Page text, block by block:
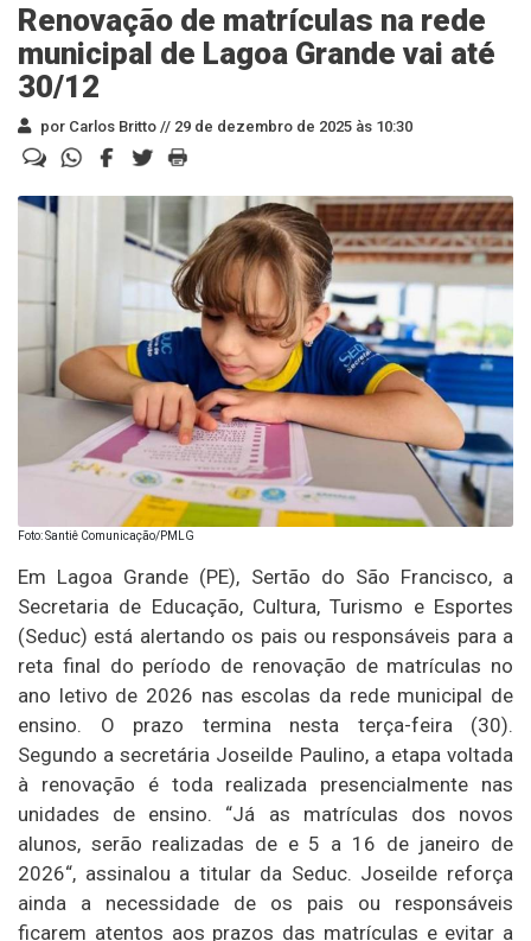
Renovação de matrículas na rede
municipal de Lagoa Grande vai até
30/12
por Carlos Britto // 29 de dezembro de 2025 às 10:30
Foto: Santiê Comunicação/PMLG
Em Lagoa Grande (PE), Sertão do São Francisco, a
Secretaria de Educação, Cultura, Turismo e Esportes
(Seduc) está alertando os pais ou responsáveis para a
reta final do período de renovação de matrículas no
ano letivo de 2026 nas escolas da rede municipal de
ensino. O prazo termina nesta terça-feira (30).
Segundo a secretária Joseilde Paulino, a etapa voltada
à renovação é toda realizada presencialmente nas
unidades de ensino. “Já as matrículas dos novos
alunos, serão realizadas de e 5 a 16 de janeiro de
2026“, assinalou a titular da Seduc. Joseilde reforça
ainda a necessidade de os pais ou responsáveis
ficarem atentos aos prazos das matrículas e evitar a